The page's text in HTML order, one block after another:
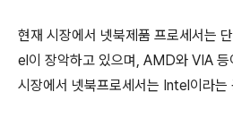
현재 시장에서 넷북제품 프로세서는
el이 장악하고 있으며, AMD와 VIA 등
시장에서 넷북프로세서는 Intel이라는